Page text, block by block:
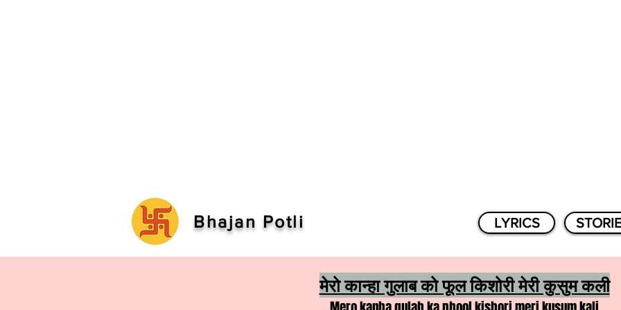
Bhajan Potli LYRICS
मेरो कान्हा गुलाब को फूल किशोरी मेरी कुसुम कली